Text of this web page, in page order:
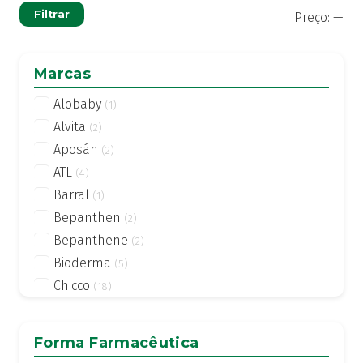
Filtrar Preço: —
Marcas
Alobaby (1)
Alvita (2)
Aposán (2)
ATL (4)
Barral (1)
Bepanthen (2)
Bepanthene (2)
Bioderma (5)
Chicco (18)
Dodot (2)
Forma Farmacêutica